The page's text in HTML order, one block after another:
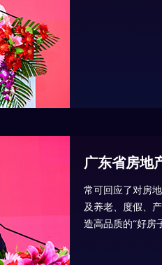
广东省房地
常可回应了对房
及养老、度假、
造高品质的“好房